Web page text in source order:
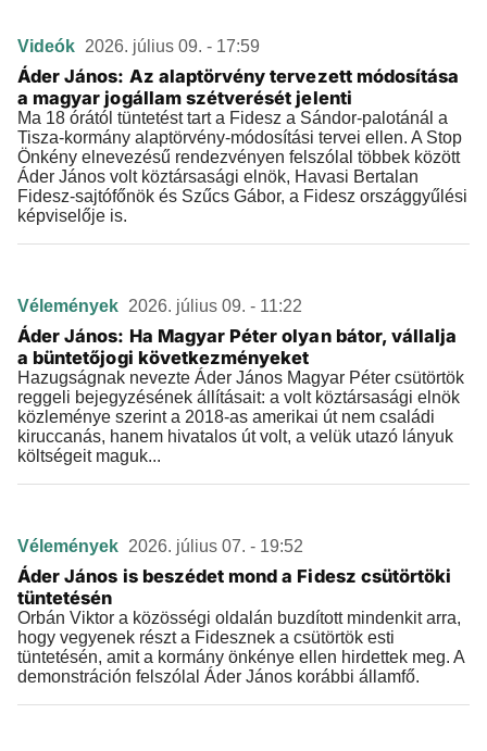
Videók 2026. július 09. - 17:59
Áder János: Az alaptörvény tervezett módosítása
a magyar jogállam szétverését jelenti
Ma 18 órától tüntetést tart a Fidesz a Sándor-palotánál a
Tisza-kormány alaptörvény-módosítási tervei ellen. A Stop
Önkény elnevezésű rendezvényen felszólal többek között
Áder János volt köztársasági elnök, Havasi Bertalan
Fidesz-sajtófőnök és Szűcs Gábor, a Fidesz országgyűlési
képviselője is.
Vélemények 2026. július 09. - 11:22
Áder János: Ha Magyar Péter olyan bátor, vállalja
a büntetőjogi következményeket
Hazugságnak nevezte Áder János Magyar Péter csütörtök
reggeli bejegyzésének állításait: a volt köztársasági elnök
közleménye szerint a 2018-as amerikai út nem családi
kiruccanás, hanem hivatalos út volt, a velük utazó lányuk
költségeit maguk...
Vélemények 2026. július 07. - 19:52
Áder János is beszédet mond a Fidesz csütörtöki
tüntetésén
Orbán Viktor a közösségi oldalán buzdított mindenkit arra,
hogy vegyenek részt a Fidesznek a csütörtök esti
tüntetésén, amit a kormány önkénye ellen hirdettek meg. A
demonstráción felszólal Áder János korábbi államfő.